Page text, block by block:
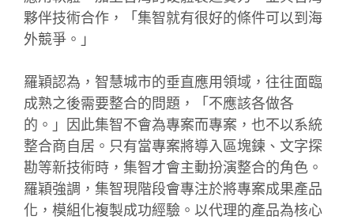
夥伴技術合作，「集智就有很好的條件可以到海
外競爭。」
羅穎認為，智慧城市的垂直應用領域，往往面臨
成熟之後需要整合的問題，「不應該各做各
的。」因此集智不會為專案而專案，也不以系統
整合商自居。只有當專案將導入區塊鍊、文字探
勘等新技術時，集智才會主動扮演整合的角色。
羅穎強調，集智現階段會專注於將專案成果產品
化，模組化複製成功經驗。以代理的產品為核心